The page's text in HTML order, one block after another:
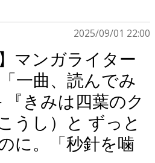
2025/09/01 22:00
マンガライター
一曲、読んでみ
『きみは四葉のク
うし）と ずっと
に。「秒針を噛